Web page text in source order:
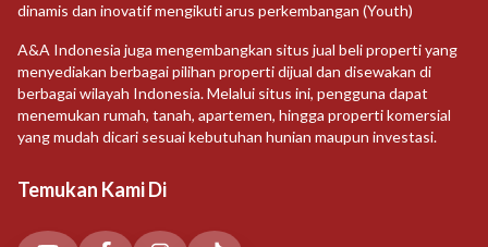
dinamis dan inovatif mengikuti arus perkembangan (Youth)
A&A Indonesia juga mengembangkan situs jual beli properti yang
menyediakan berbagai pilihan properti dijual dan disewakan di
berbagai wilayah Indonesia. Melalui situs ini, pengguna dapat
menemukan rumah, tanah, apartemen, hingga properti komersial
yang mudah dicari sesuai kebutuhan hunian maupun investasi.
Temukan Kami Di